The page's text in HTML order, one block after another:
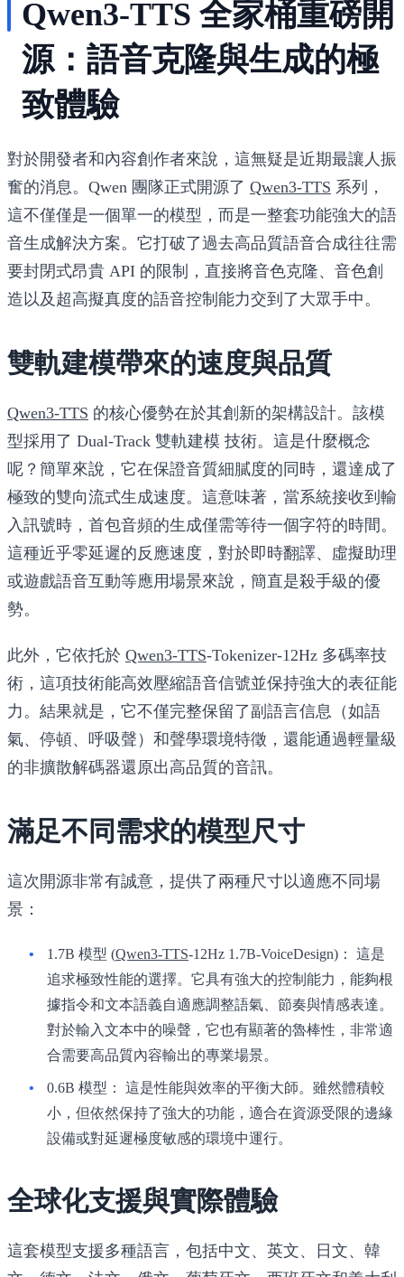
Qwen3-TTS 全家桶重磅開
源：語音克隆與生成的極
致體驗
對於開發者和內容創作者來說，這無疑是近期最讓人振
奮的消息。Qwen 團隊正式開源了 Qwen3-TTS 系列，
這不僅僅是一個單一的模型，而是一整套功能強大的語
音生成解決方案。它打破了過去高品質語音合成往往需
要封閉式昂貴 API 的限制，直接將音色克隆、音色創
造以及超高擬真度的語音控制能力交到了大眾手中。
雙軌建模帶來的速度與品質
Qwen3-TTS 的核心優勢在於其創新的架構設計。該模
型採用了 Dual-Track 雙軌建模 技術。這是什麼概念
呢？簡單來說，它在保證音質細膩度的同時，還達成了
極致的雙向流式生成速度。這意味著，當系統接收到輸
入訊號時，首包音頻的生成僅需等待一個字符的時間。
這種近乎零延遲的反應速度，對於即時翻譯、虛擬助理
或遊戲語音互動等應用場景來說，簡直是殺手級的優
勢。
此外，它依托於 Qwen3-TTS-Tokenizer-12Hz 多碼率技
術，這項技術能高效壓縮語音信號並保持強大的表征能
力。結果就是，它不僅完整保留了副語言信息（如語
氣、停頓、呼吸聲）和聲學環境特徵，還能通過輕量級
的非擴散解碼器還原出高品質的音訊。
滿足不同需求的模型尺寸
這次開源非常有誠意，提供了兩種尺寸以適應不同場
景：
1.7B 模型 (Qwen3-TTS-12Hz 1.7B-VoiceDesign)：
這是
追求極致性能的選擇。它具有強大的控制能力，能夠根
據指令和文本語義自適應調整語氣、節奏與情感表達。
對於輸入文本中的噪聲，它也有顯著的魯棒性，非常適
合需要高品質內容輸出的專業場景。
0.6B 模型：
這是性能與效率的平衡大師。雖然體積較
小，但依然保持了強大的功能，適合在資源受限的邊緣
設備或對延遲極度敏感的環境中運行。
全球化支援與實際體驗
這套模型支援多種語言，包括中文、英文、日文、韓